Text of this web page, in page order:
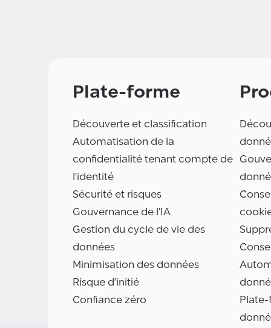
Plate-forme
Découverte et classification
Automatisation de la
confidentialité tenant compte de
l'identité
Sécurité et risques
Gouvernance de l'IA
Gestion du cycle de vie des
données
Minimisation des données
Risque d'initié
Confiance zéro